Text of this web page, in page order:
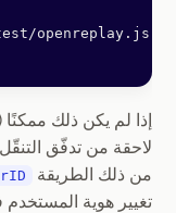
لاحقة من تدفّق
من ذلك الطريقة
تغيير هوية